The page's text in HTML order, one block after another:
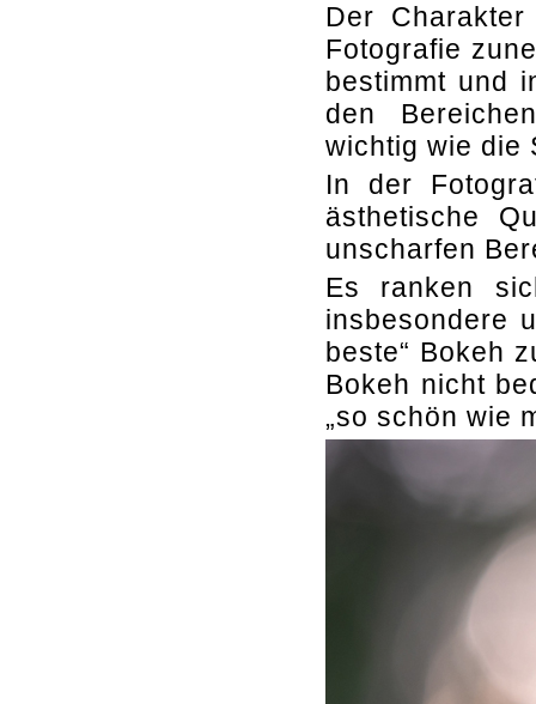
Der
Fotografie
bestimmt und
den
wichtig wie die
In der
ästhetische
unscharfen
Es ranken
insbesondere
beste“ Bokeh
Bokeh nicht
„so schön wie